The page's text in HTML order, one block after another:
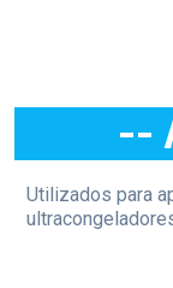
--
Utilizados para